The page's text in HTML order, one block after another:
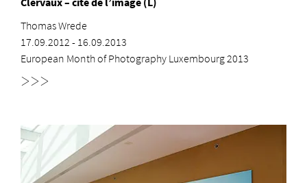
Thomas Wrede
17.09.2012 - 16.09.2013
European Month of Photography Luxembourg 2013
>>>